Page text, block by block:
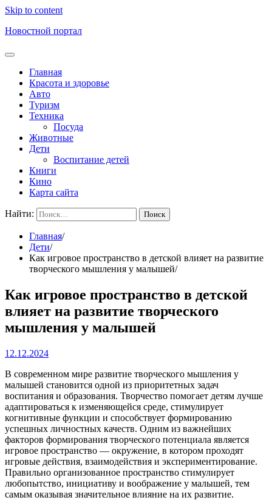
Skip to content
Новостной портал
Главная
Красота и здоровье
Авто
Туризм
Техника
Посуда
Животные
Дети
Воспитание детей
Книги
Кино
Карта сайта
Найти:
Главная
Дети
Как игровое пространство в детской влияет на развитие
творческого мышления у малышей
Как игровое пространство в детской
влияет на развитие творческого
мышления у малышей
12.12.2024
В современном мире развитие творческого мышления у
малышей становится одной из приоритетных задач
воспитания и образования. Творчество помогает детям лучше
адаптироваться к изменяющейся среде, стимулирует
когнитивные функции и способствует формированию
успешных личностных качеств. Одним из важнейших
факторов формирования творческого потенциала является
игровое пространство — окружение, в котором проходят
игровые действия, взаимодействия и экспериментирование.
Правильно организованное пространство стимулирует
любопытство, инициативу и воображение у малышей, тем
самым оказывая значительное влияние на их развитие.